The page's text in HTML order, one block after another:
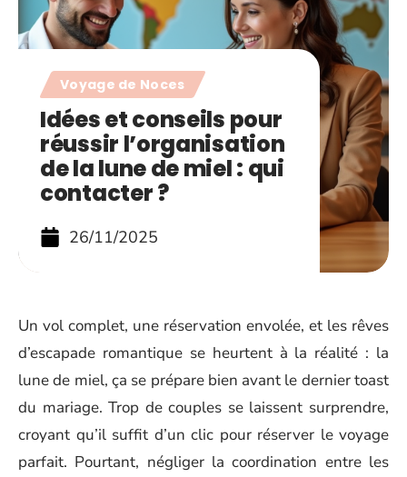
Voyage de Noces
Idées et conseils pour
réussir l’organisation
de la lune de miel : qui
contacter ?
26/11/2025
Un vol complet, une réservation envolée, et les rêves
d’escapade romantique se heurtent à la réalité : la
lune de miel, ça se prépare bien avant le dernier toast
du mariage. Trop de couples se laissent surprendre,
croyant qu’il suffit d’un clic pour réserver le voyage
parfait. Pourtant, négliger la coordination entre les